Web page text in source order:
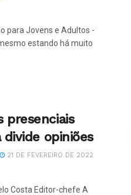
para Jovens e Adultos -
estando há muito
presenciais
divide opiniões
21 DE FEVEREIRO DE 2022
Costa Editor-chefe A